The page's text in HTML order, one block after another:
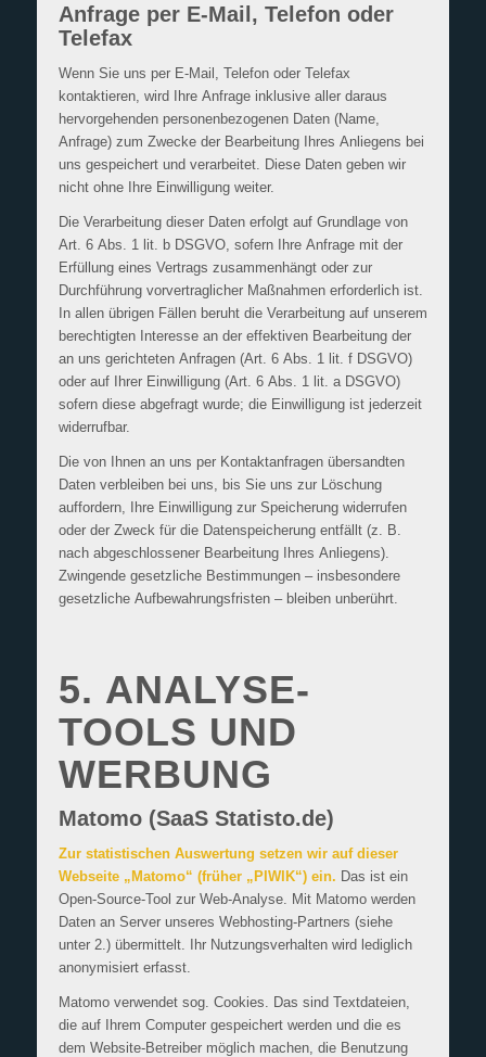
Anfrage per E-Mail, Telefon oder
Telefax
Wenn Sie uns per E-Mail, Telefon oder Telefax
kontaktieren, wird Ihre Anfrage inklusive aller daraus
hervorgehenden personenbezogenen Daten (Name,
Anfrage) zum Zwecke der Bearbeitung Ihres Anliegens bei
uns gespeichert und verarbeitet. Diese Daten geben wir
nicht ohne Ihre Einwilligung weiter.
Die Verarbeitung dieser Daten erfolgt auf Grundlage von
Art. 6 Abs. 1 lit. b DSGVO, sofern Ihre Anfrage mit der
Erfüllung eines Vertrags zusammenhängt oder zur
Durchführung vorvertraglicher Maßnahmen erforderlich ist.
In allen übrigen Fällen beruht die Verarbeitung auf unserem
berechtigten Interesse an der effektiven Bearbeitung der
an uns gerichteten Anfragen (Art. 6 Abs. 1 lit. f DSGVO)
oder auf Ihrer Einwilligung (Art. 6 Abs. 1 lit. a DSGVO)
sofern diese abgefragt wurde; die Einwilligung ist jederzeit
widerrufbar.
Die von Ihnen an uns per Kontaktanfragen übersandten
Daten verbleiben bei uns, bis Sie uns zur Löschung
auffordern, Ihre Einwilligung zur Speicherung widerrufen
oder der Zweck für die Datenspeicherung entfällt (z. B.
nach abgeschlossener Bearbeitung Ihres Anliegens).
Zwingende gesetzliche Bestimmungen – insbesondere
gesetzliche Aufbewahrungsfristen – bleiben unberührt.
5. ANALYSE-
TOOLS UND
WERBUNG
Matomo (SaaS Statisto.de)
Zur statistischen Auswertung setzen wir auf dieser
Webseite „Matomo“ (früher „PIWIK“) ein. Das ist ein
Open-Source-Tool zur Web-Analyse. Mit Matomo werden
Daten an Server unseres Webhosting-Partners (siehe
unter 2.) übermittelt. Ihr Nutzungsverhalten wird lediglich
anonymisiert erfasst.
Matomo verwendet sog. Cookies. Das sind Textdateien,
die auf Ihrem Computer gespeichert werden und die es
dem Website-Betreiber möglich machen, die Benutzung